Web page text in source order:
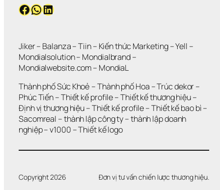
Facebook WhatsApp LinkedIn
Jiker – Balanza – Tiin – Kiến thức Marketing – Yell
Mondialsolution – Mondialbrand
Mondialwebsite.com – MondiaL
Thành phố Sức Khoẻ – Thành phố Hoa – Trúc dekor
Phúc Tiến – Thiết kế profile – Thiết kế thương hiệu
Định vị thương hiệu – Thiết kế profile – Thiết kế bao bì
Sacomreal – thành lập công ty – thành lập doanh
nghiệp – v1000 – Thiết kế logo
Copyright 2026 Đơn vị tư vấn chiến lược thương hiệu.